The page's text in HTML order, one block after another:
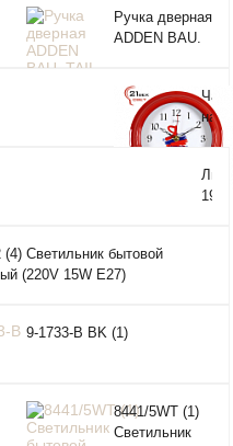
Ручка дверная
ADDEN BAU.
ЗОЛОТО))
"21
(5)
(4) Светильник бытовой
(220V 15W E27)
9-1733-B BK (1)
8441/5WT (1)
Светильник